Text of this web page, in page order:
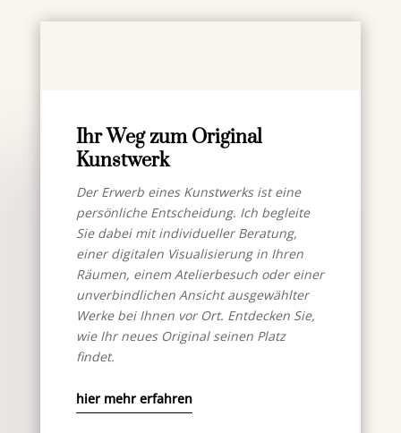
Ihr Weg zum Original
Kunstwerk
Der Erwerb eines Kunstwerks ist eine
persönliche Entscheidung. Ich begleite
Sie dabei mit individueller Beratung,
einer digitalen Visualisierung in Ihren
Räumen, einem Atelierbesuch oder einer
unverbindlichen Ansicht ausgewählter
Werke bei Ihnen vor Ort. Entdecken Sie,
wie Ihr neues Original seinen Platz
findet.
hier mehr erfahren